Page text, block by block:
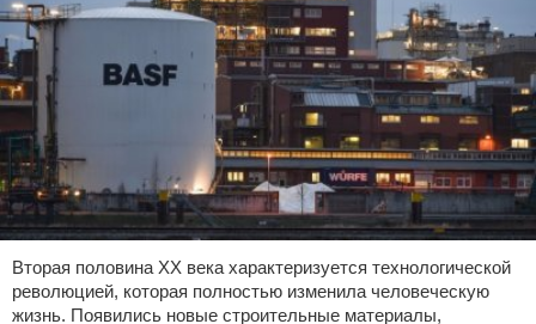
Вторая половина XX века характеризуется технологической
революцией, которая полностью изменила человеческую
жизнь. Появились новые строительные материалы,